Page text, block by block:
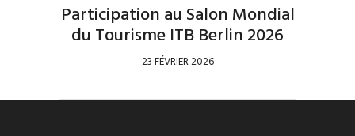
Participation au Salon Mondial
du Tourisme ITB Berlin 2026
23 FÉVRIER 2026